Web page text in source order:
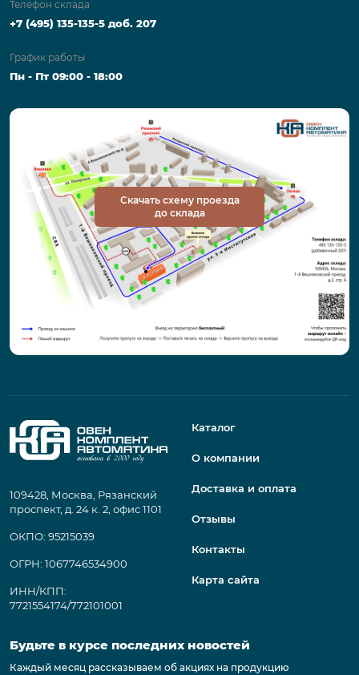
Телефон склада
+7 (495) 135-135-5 доб. 207
График работы
Пн - Пт 09:00 - 18:00
Скачать схему проезда
до склада
109428, Москва, Рязанский
проспект, д. 24 к. 2, офис 1101
ОКПО: 95215039
ОГРН: 1067746534900
ИНН/КПП:
7721554174/772101001
Каталог
О компании
Доставка и оплата
Отзывы
Контакты
Карта сайта
Будьте в курсе последних новостей
Каждый месяц рассказываем об акциях на продукцию